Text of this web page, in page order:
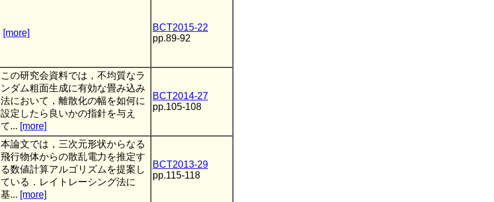
[more]
BCT2015-22
pp.89-92
この研究会資料では，不均質なラ
ンダム粗面生成に有効な畳み込み
法において，離散化の幅を如何に
設定したら良いかの指針を与え
て... [more]
BCT2014-27
pp.105-108
本論文では，三次元形状からなる
飛行物体からの散乱電力を推定す
る数値計算アルゴリズムを提案し
ている．レイトレーシング法に
基... [more]
BCT2013-29
pp.115-118